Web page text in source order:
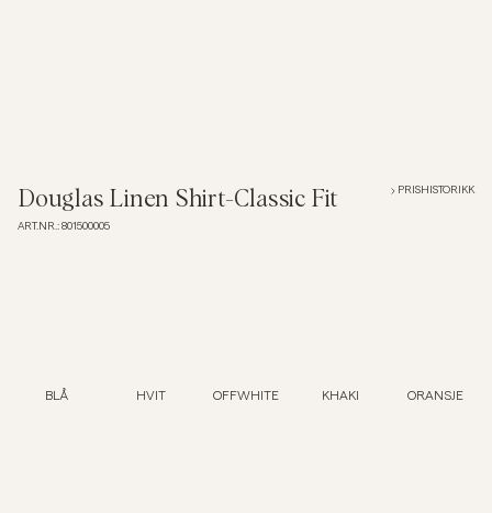
Skjorter
Douglas Linen Shirt-Classic Fit
ART.NR.: 801500005
PRISHISTORIKK
BLÅ HVIT OFFWHITE KHAKI ORANSJE